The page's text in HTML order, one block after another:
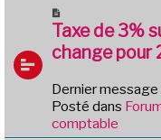
e
s
s
g
e
o
u
v
a
u
m
Taxe de 3%
change pour
Dernier message
Posté dans
comptable